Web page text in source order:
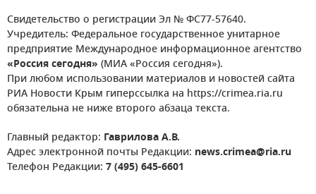
Свидетельство о регистрации Эл № ФС77-57640.
Учредитель: Федеральное государственное унитарное
предприятие Международное информационное агентство
«Россия сегодня» (МИА «Россия сегодня»).
При любом использовании материалов и новостей сайта
РИА Новости Крым гиперссылка на https://crimea.ria.ru
обязательна не ниже второго абзаца текста.
Главный редактор: Гаврилова А.В.
Адрес электронной почты Редакции: news.crimea@ria.ru
Телефон Редакции: 7 (495) 645-6601